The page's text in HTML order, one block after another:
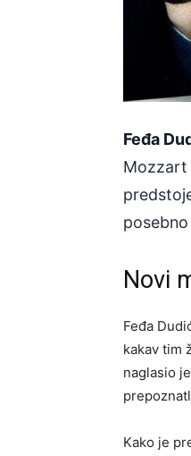
Feđa
Mozzart
Novi
Feđa
kakav tim
naglasio
Kako je